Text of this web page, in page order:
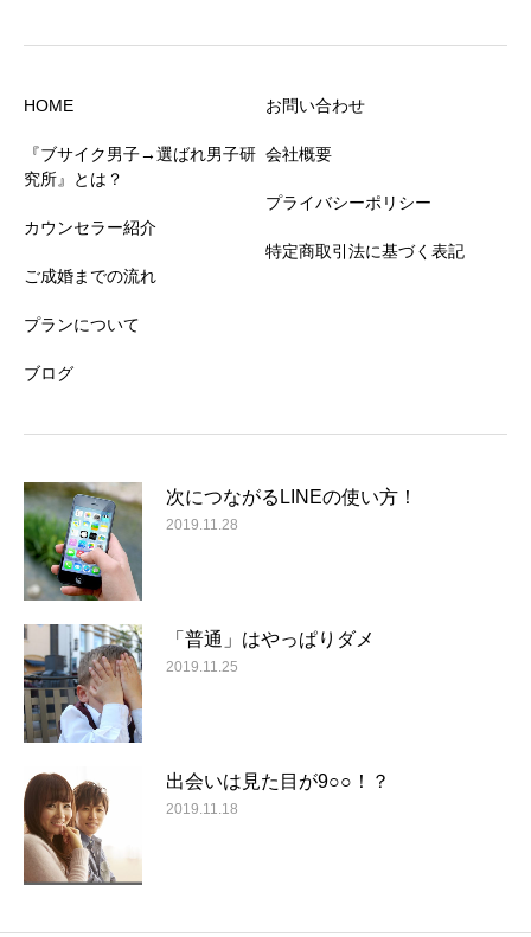
HOME
『ブサイク男子→選ばれ男子研
究所』とは？
カウンセラー紹介
ご成婚までの流れ
プランについて
ブログ
お問い合わせ
会社概要
プライバシーポリシー
特定商取引法に基づく表記
次につながるLINEの使い方！
2019.11.28
「普通」はやっぱりダメ
2019.11.25
出会いは見た目が9○○！？
2019.11.18